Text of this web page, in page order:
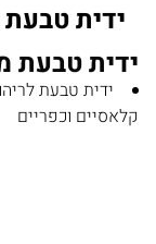
ידית טבעת
ידית טבעת
קלאסיים וכפריים
ידית כפתור
לארונות אמבטיה,
ידית כפתור דו
אוקסיד, צד השני